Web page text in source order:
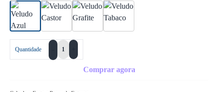
Quantidade
Comprar agora